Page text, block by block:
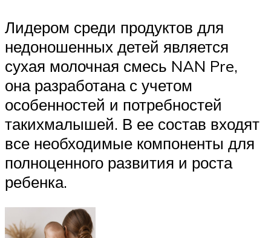
Лидером среди продуктов для
недоношенных детей является
сухая молочная смесь NAN Pre,
она разработана с учетом
особенностей и потребностей
такихмалышей. В ее состав входят
все необходимые компоненты для
полноценного развития и роста
ребенка.